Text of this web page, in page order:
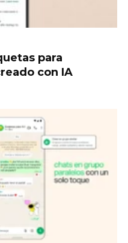
para
con IA